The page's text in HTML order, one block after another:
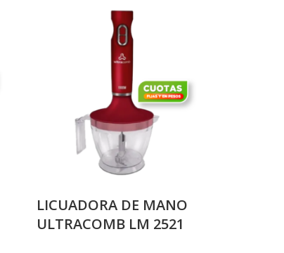
LICUADORA DE MANO
ULTRACOMB LM 2521